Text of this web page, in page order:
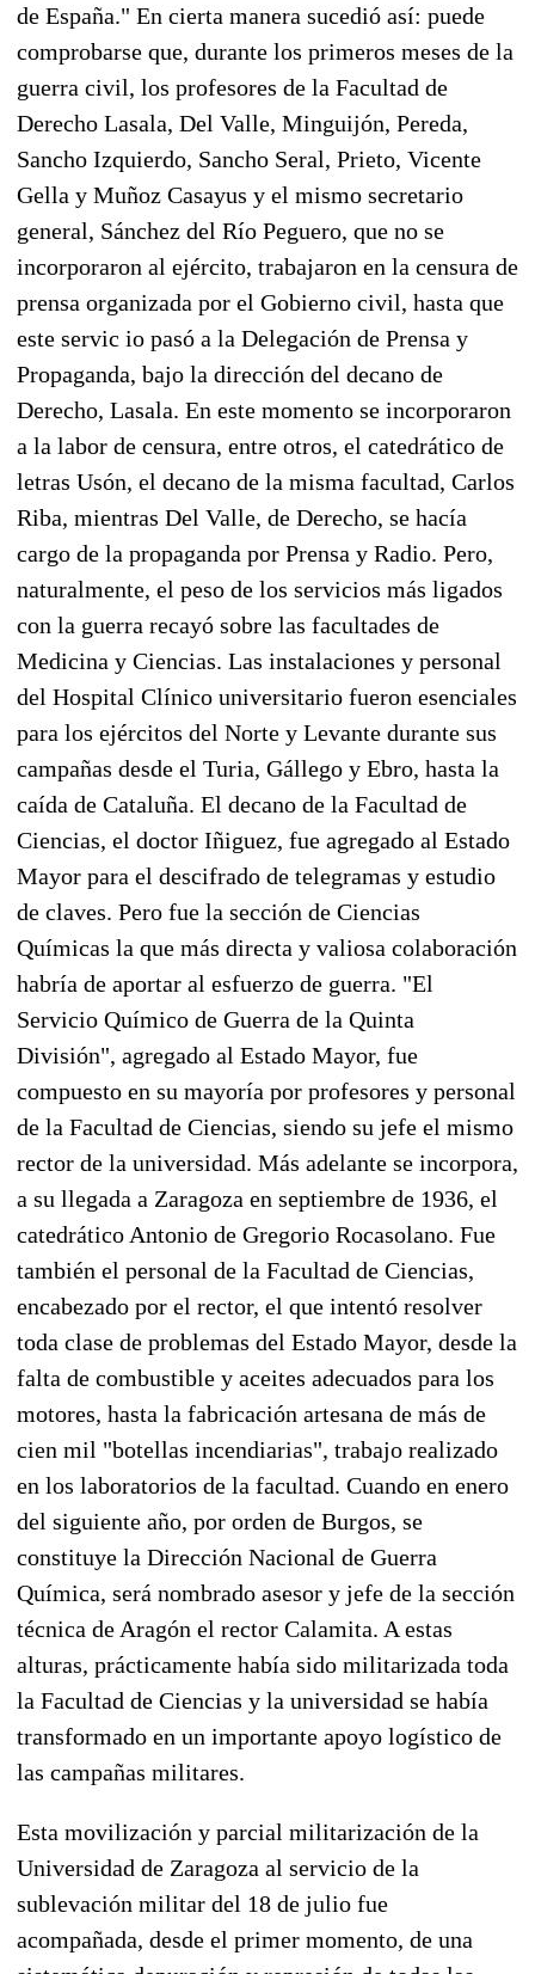
de España." En cierta manera sucedió así: puede
comprobarse que, durante los primeros meses de la
guerra civil, los profesores de la Facultad de
Derecho Lasala, Del Valle, Minguijón, Pereda,
Sancho Izquierdo, Sancho Seral, Prieto, Vicente
Gella y Muñoz Casayus y el mismo secretario
general, Sánchez del Río Peguero, que no se
incorporaron al ejército, trabajaron en la censura de
prensa organizada por el Gobierno civil, hasta que
este servic io pasó a la Delegación de Prensa y
Propaganda, bajo la dirección del decano de
Derecho, Lasala. En este momento se incorporaron
a la labor de censura, entre otros, el catedrático de
letras Usón, el decano de la misma facultad, Carlos
Riba, mientras Del Valle, de Derecho, se hacía
cargo de la propaganda por Prensa y Radio. Pero,
naturalmente, el peso de los servicios más ligados
con la guerra recayó sobre las facultades de
Medicina y Ciencias. Las instalaciones y personal
del Hospital Clínico universitario fueron esenciales
para los ejércitos del Norte y Levante durante sus
campañas desde el Turia, Gállego y Ebro, hasta la
caída de Cataluña. El decano de la Facultad de
Ciencias, el doctor Iñiguez, fue agregado al Estado
Mayor para el descifrado de telegramas y estudio
de claves. Pero fue la sección de Ciencias
Químicas la que más directa y valiosa colaboración
habría de aportar al esfuerzo de guerra. "El
Servicio Químico de Guerra de la Quinta
División", agregado al Estado Mayor, fue
compuesto en su mayoría por profesores y personal
de la Facultad de Ciencias, siendo su jefe el mismo
rector de la universidad. Más adelante se incorpora,
a su llegada a Zaragoza en septiembre de 1936, el
catedrático Antonio de Gregorio Rocasolano. Fue
también el personal de la Facultad de Ciencias,
encabezado por el rector, el que intentó resolver
toda clase de problemas del Estado Mayor, desde la
falta de combustible y aceites adecuados para los
motores, hasta la fabricación artesana de más de
cien mil "botellas incendiarias", trabajo realizado
en los laboratorios de la facultad. Cuando en enero
del siguiente año, por orden de Burgos, se
constituye la Dirección Nacional de Guerra
Química, será nombrado asesor y jefe de la sección
técnica de Aragón el rector Calamita. A estas
alturas, prácticamente había sido militarizada toda
la Facultad de Ciencias y la universidad se había
transformado en un importante apoyo logístico de
las campañas militares.
Esta movilización y parcial militarización de la
Universidad de Zaragoza al servicio de la
sublevación militar del 18 de julio fue
acompañada, desde el primer momento, de una